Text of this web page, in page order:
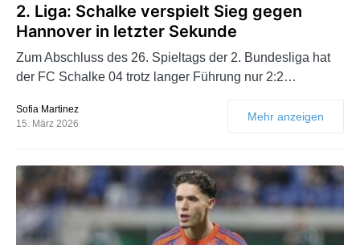
2. Liga: Schalke verspielt Sieg gegen
Hannover in letzter Sekunde
Zum Abschluss des 26. Spieltags der 2. Bundesliga hat
der FC Schalke 04 trotz langer Führung nur 2:2…
Sofia Martinez
15. März 2026
Mehr anzeigen